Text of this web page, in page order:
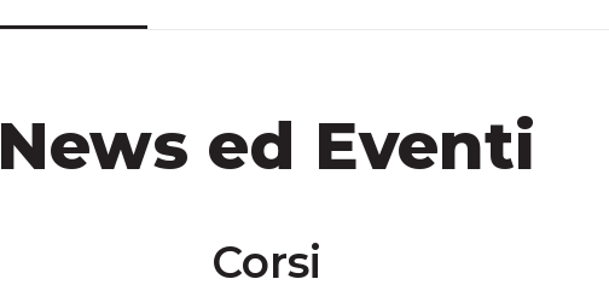
News ed Eventi
Corsi